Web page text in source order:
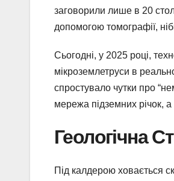
заговорили лише в 20
допомогою томографії,
Сьогодні, у 2025 році,
мікроземлетруси в
спростувало чутки про
мережа підземних річок,
Геологічна
Під калдерою ховається